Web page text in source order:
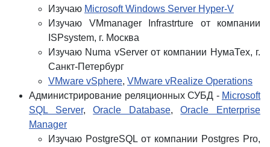
Изучаю Microsoft Windows Server Hyper-V
Изучаю VMmanager Infrastrture от компании
ISPsystem, г. Москва
Изучаю Numa vServer от компании НумаТех, г.
Санкт-Петербург
VMware vSphere, VMware vRealize Operations
Администрирование реляционных СУБД - Microsoft
SQL Server,Oracle Database,Oracle Enterprise
Manager
Изучаю PostgreSQL от компании Postgres Pro,